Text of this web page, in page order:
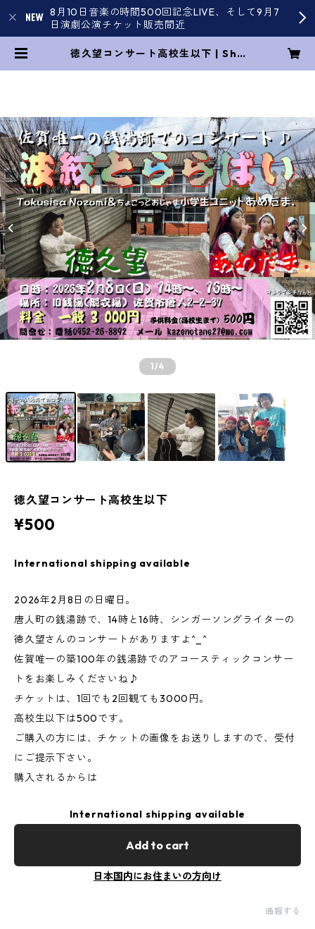
8月10日音楽の時間500回記念LIVE、そして9月7
日演劇公演チケット販売間近
徳久望コンサート高校生以下 | Sho
1/4
徳久望コンサート高校生以下
¥500
International shipping available
2026年2月8日の日曜日。
唐人町の銭湯跡で、14時と16時、シンガーソングライターの
徳久望さんのコンサートがありますよ^_^
佐賀唯一の築100年の銭湯跡でのアコースティックコンサー
トをお楽しみくださいね♪
チケットは、1回でも2回観ても3000円。
高校生以下は500です。
ご購入の方には、チケットの画像をお送りしますので、受付
にご提示下さい。
購入されるからは
International shipping available
Add to cart
日本国内にお住まいの方向け
通報する